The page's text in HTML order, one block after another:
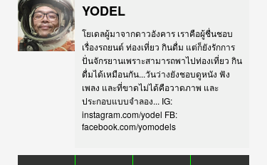
YODEL
โยเดลผู้มาจากดาวอังคาร เราคือผู้ชื่นชอบ
เรื่องรถยนต์ ท่องเที่ยว กินดื่ม แต่ก็ยังรักการ
ปั่นจักรยานเพราะสามารถพาไปท่องเที่ยว กิน
ดื่มได้เหมือนกัน...วันว่างยังชอบดูหนัง ฟัง
เพลง และที่ขาดไม่ได้คือวาดภาพ และ
ประกอบแบบจำลอง... IG:
instagram.com/yodel FB:
facebook.com/yomodels